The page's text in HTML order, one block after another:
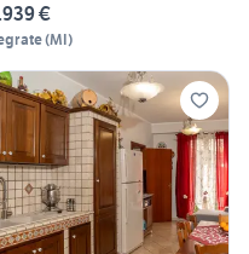
€
(MI)